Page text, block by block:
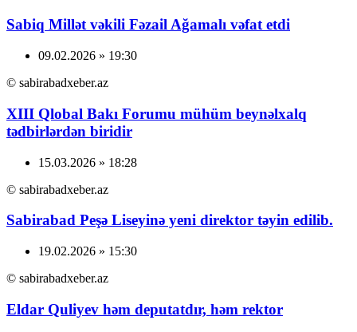
Sabiq Millət vəkili Fəzail Ağamalı vəfat etdi
09.02.2026 » 19:30
© sabirabadxeber.az
XIII Qlobal Bakı Forumu mühüm beynəlxalq
tədbirlərdən biridir
15.03.2026 » 18:28
© sabirabadxeber.az
Sabirabad Peşə Liseyinə yeni direktor təyin edilib.
19.02.2026 » 15:30
© sabirabadxeber.az
Eldar Quliyev həm deputatdır, həm rektor